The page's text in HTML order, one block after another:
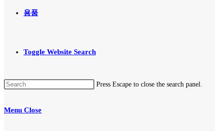
용품
Toggle Website Search
Press Escape to close the search panel.
Menu Close